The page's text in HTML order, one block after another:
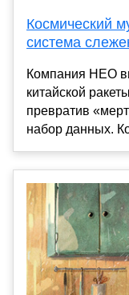
Космический
система
Компания HEO
китайской
превратив
набор данных.